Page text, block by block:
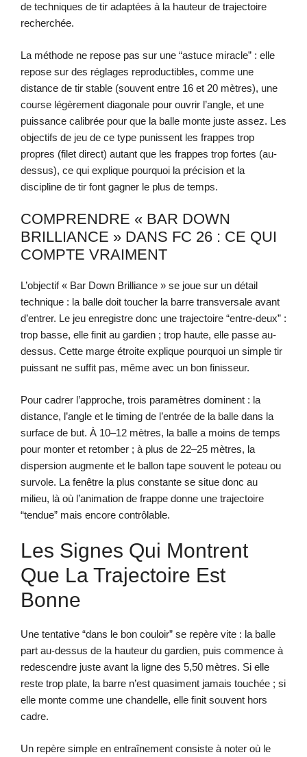
de techniques de tir adaptées à la hauteur de trajectoire
recherchée.
La méthode ne repose pas sur une “astuce miracle” : elle
repose sur des réglages reproductibles, comme une
distance de tir stable (souvent entre 16 et 20 mètres), une
course légèrement diagonale pour ouvrir l’angle, et une
puissance calibrée pour que la balle monte juste assez. Les
objectifs de jeu de ce type punissent les frappes trop
propres (filet direct) autant que les frappes trop fortes (au-
dessus), ce qui explique pourquoi la précision et la
discipline de tir font gagner le plus de temps.
COMPRENDRE « BAR DOWN
BRILLIANCE » DANS FC 26 : CE QUI
COMPTE VRAIMENT
L’objectif « Bar Down Brilliance » se joue sur un détail
technique : la balle doit toucher la barre transversale avant
d’entrer. Le jeu enregistre donc une trajectoire “entre-deux” :
trop basse, elle finit au gardien ; trop haute, elle passe au-
dessus. Cette marge étroite explique pourquoi un simple tir
puissant ne suffit pas, même avec un bon finisseur.
Pour cadrer l’approche, trois paramètres dominent : la
distance, l’angle et le timing de l’entrée de la balle dans la
surface de but. À 10–12 mètres, la balle a moins de temps
pour monter et retomber ; à plus de 22–25 mètres, la
dispersion augmente et le ballon tape souvent le poteau ou
survole. La fenêtre la plus constante se situe donc au
milieu, là où l’animation de frappe donne une trajectoire
“tendue” mais encore contrôlable.
Les Signes Qui Montrent
Que La Trajectoire Est
Bonne
Une tentative “dans le bon couloir” se repère vite : la balle
part au-dessus de la hauteur du gardien, puis commence à
redescendre juste avant la ligne des 5,50 mètres. Si elle
reste trop plate, la barre n’est quasiment jamais touchée ; si
elle monte comme une chandelle, elle finit souvent hors
cadre.
Un repère simple en entraînement consiste à noter où le